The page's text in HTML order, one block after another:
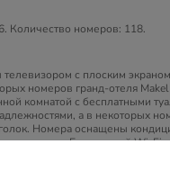
Количество номеров: 118.
с плоским
номеров гранд-отеля
комнатой с бесплатными
а в некоторых
Номера оснащены
столом. Бесплатный Wi-Fi.